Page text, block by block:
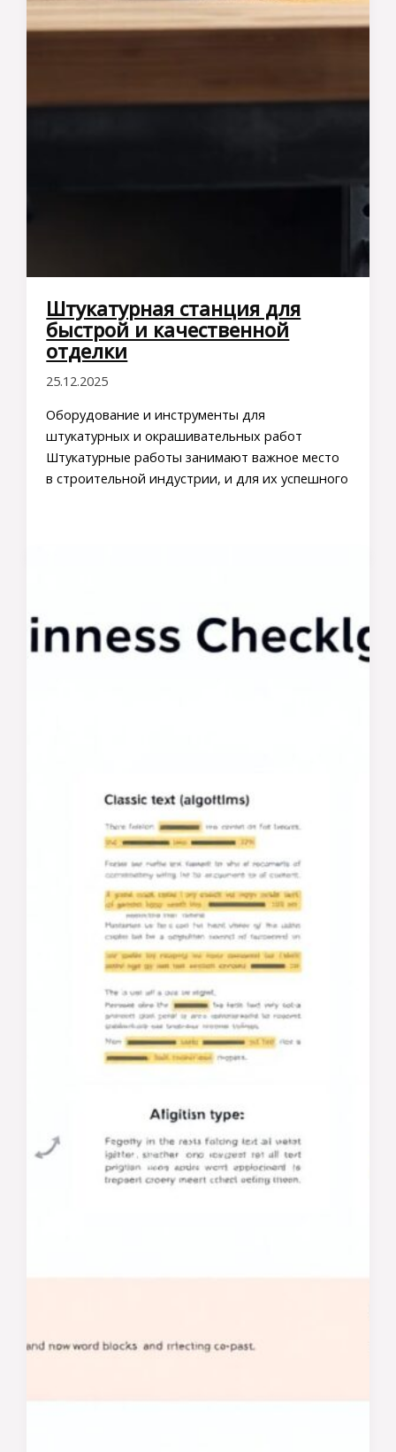
Штукатурная станция для
быстрой и качественной
отделки
25.12.2025
Оборудование и инструменты для
штукатурных и окрашивательных работ
Штукатурные работы занимают важное место
в строительной индустрии, и для их успешного